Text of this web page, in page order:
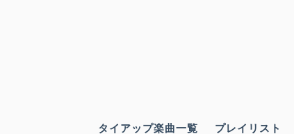
タイアップ楽曲一覧 プレイリスト